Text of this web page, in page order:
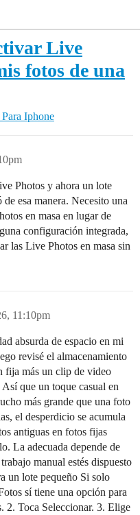
Live
fotos de una
Iphone
Photos y ahora un lote
esa manera. Necesito una
en masa en lugar de
configuración integrada,
las Live Photos en masa sin
11:10pm
absurda de espacio en mi
revisé el almacenamiento
fija más un clip de video
que un toque casual en
más grande que una foto
el desperdicio se acumula
antiguas en fotos fijas
La adecuada depende de
manual estés dispuesto
un lote pequeño Si solo
sí tiene una opción para
2. Toca Seleccionar. 3. Elige